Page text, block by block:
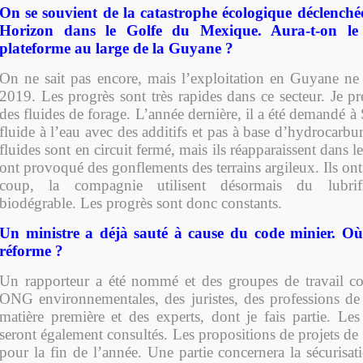
On se souvient de la catastrophe écologique
Horizon dans le Golfe du Mexique. Aura-t-on le
plateforme au large de la Guyane ?
On ne sait pas encore, mais l’exploitation en Guyane ne
2019. Les progrès sont très rapides dans ce secteur. Je
des fluides de forage. L’année dernière, il a été demandé
fluide à l’eau avec des additifs et pas à base
fluides sont en circuit fermé, mais ils réapparaissent dans
ont provoqué des gonflements des terrains argileux. Ils
coup, la compagnie utilisent désormais du
biodégrable. Les progrès sont donc constants.
Un ministre a déjà sauté à cause du code minier.
réforme ?
Un rapporteur a été nommé et des groupes de travail
ONG environnementales, des juristes, des professions
matière première et des experts, dont je fais partie. Les
seront également consultés. Les propositions de projets
pour la fin de l’année. Une partie concernera la